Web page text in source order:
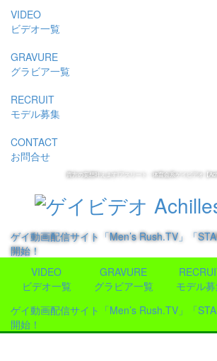
VIDEO
ビデオ一覧
GRAVURE
グラビア一覧
RECRUIT
モデル募集
CONTACT
お問合せ
貴方の妄想叶えます!アスリート・体育会系ゲイビデオ【
ゲイ動画配信サイト「Men’s Rush.TV」「
開始！
VIDEO
ビデオ一覧
GRAVURE
グラビア一覧
モデル
ゲイ動画配信サイト「Men’s Rush.TV」「
開始！